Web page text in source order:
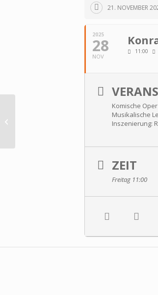
21. NOVEMBER
2025
28
NOV
11:00
Komische Oper
Musikalische
Inszenierung:
ZEIT
Freitag 11:00